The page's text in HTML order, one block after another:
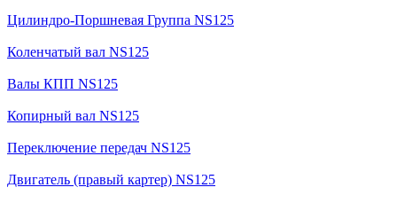
Цилиндро-Поршневая Группа NS125
Коленчатый вал NS125
Валы КПП NS125
Копирный вал NS125
Переключение передач NS125
Двигатель (правый картер) NS125